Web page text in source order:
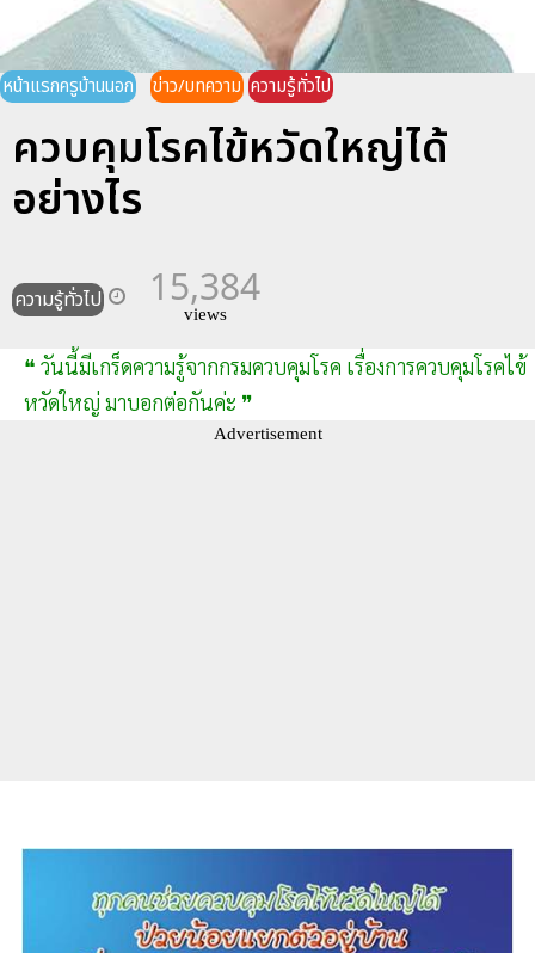
หน้าแรกครูบ้านนอก ข่าว/บทความ ความรู้ทั่วไป
ควบคุมโรคไข้หวัดใหญ่ได้
อย่างไร
ความรู้ทั่วไป 15,384
views
❝ วันนี้มีเกร็ดความรู้จากกรมควบคุมโรค เรื่องการควบคุมโรคไข้
หวัดใหญ่ มาบอกต่อกันค่ะ ❞
Advertisement